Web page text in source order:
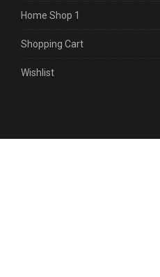
Home Shop 1
Shopping Cart
Wishlist